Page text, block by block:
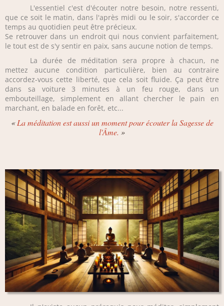
L'essentiel c'est d'écouter notre besoin, notre ressenti,
que ce soit le matin, dans l'après midi ou le soir, s'accorder ce
temps au quotidien peut être précieux.
Se retrouver dans un endroit qui nous convient parfaitement,
le tout est de s'y sentir en paix, sans aucune notion de temps.
La durée de méditation sera propre à chacun, ne
mettez aucune condition particulière, bien au contraire
accordez-vous cette liberté, que cela soit fluide. Ça peut être
dans sa voiture 3 minutes à un feu rouge, dans un
embouteillage, simplement en allant chercher le pain en
marchant, en balade en forêt, etc...
«La méditation est aussi un moment pour écouter la Sagesse de
l'Âme. »